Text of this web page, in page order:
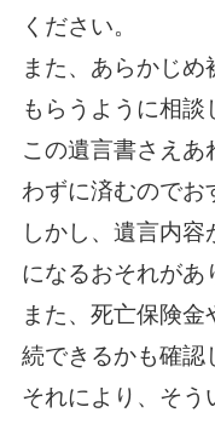
ください。
また、あらかじ
もらうように相談
この遺言書さえあ
わずに済むのでお
しかし、遺言内
になるおそれがあ
また、死亡保険
続できるかも確認
それにより、そう